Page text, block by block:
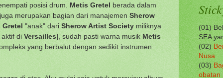
posisi drum. Metis Gretel berada dalam
merupakan bagian dari manajemen Sherow
Gretel "anak" dari Sherow Artist Society miliknya
di Versailles], sudah pasti warna musik Metis
yang berbalut dengan sedikit instrumen
(01)
SEA
(02)
Nusa
(03)
obatan